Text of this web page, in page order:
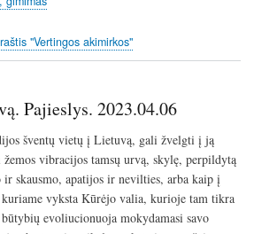
"Vertingos akimirkos"
Pajieslys. 2023.04.06
šventų vietų į Lietuvą, gali žvelgti į ją
vibracijos tamsų urvą, skylę, perpildytą
skausmo, apatijos ir nevilties, arba kaip į
vyksta Kūrėjo valia, kurioje tam tikra
evoliucionuoja mokydamasi savo